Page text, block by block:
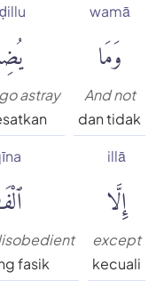
wamā
وَمَا
And not
dan tidak
astray
illā
إِلَّا
except
kecuali
fasik